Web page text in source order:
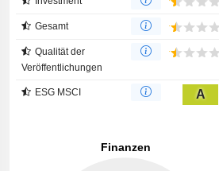
Gesamt
Qualität der
Veröffentlichungen
ESG MSCI A